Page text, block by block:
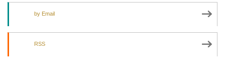
by Email
RSS